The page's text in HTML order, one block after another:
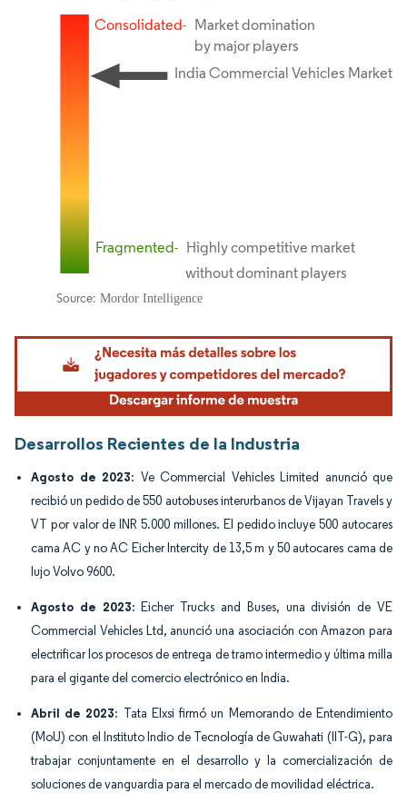
Imagen © Mordor Intelligence. El uso requiere atribución según CC BY 4.0.
Desarrollos Recientes de la Industria
Agosto de 2023: Ve Commercial Vehicles Limited anunció que
recibió un pedido de 550 autobuses interurbanos de Vijayan Travels y
VT por valor de INR 5.000 millones. El pedido incluye 500 autocares
cama AC y no AC Eicher Intercity de 13,5 m y 50 autocares cama de
lujo Volvo 9600.
Agosto de 2023: Eicher Trucks and Buses, una división de VE
Commercial Vehicles Ltd, anunció una asociación con Amazon para
electrificar los procesos de entrega de tramo intermedio y última milla
para el gigante del comercio electrónico en India.
Abril de 2023: Tata Elxsi firmó un Memorando de Entendimiento
(MoU) con el Instituto Indio de Tecnología de Guwahati (IIT-G), para
trabajar conjuntamente en el desarrollo y la comercialización de
soluciones de vanguardia para el mercado de movilidad eléctrica.